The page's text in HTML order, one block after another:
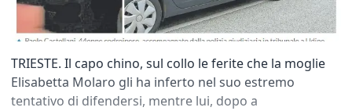
TRIESTE. Il capo chino, sul collo le ferite che la moglie
Elisabetta Molaro gli ha inferto nel suo estremo
tentativo di difendersi, mentre lui, dopo a